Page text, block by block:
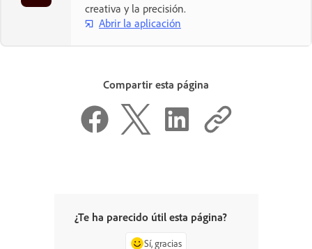
creativa y la precisión.
Abrir la aplicación
Compartir esta página
¿Te ha parecido útil esta página?
Sí, gracias